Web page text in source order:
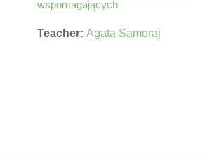
wspomagających
Teacher: Agata Samoraj